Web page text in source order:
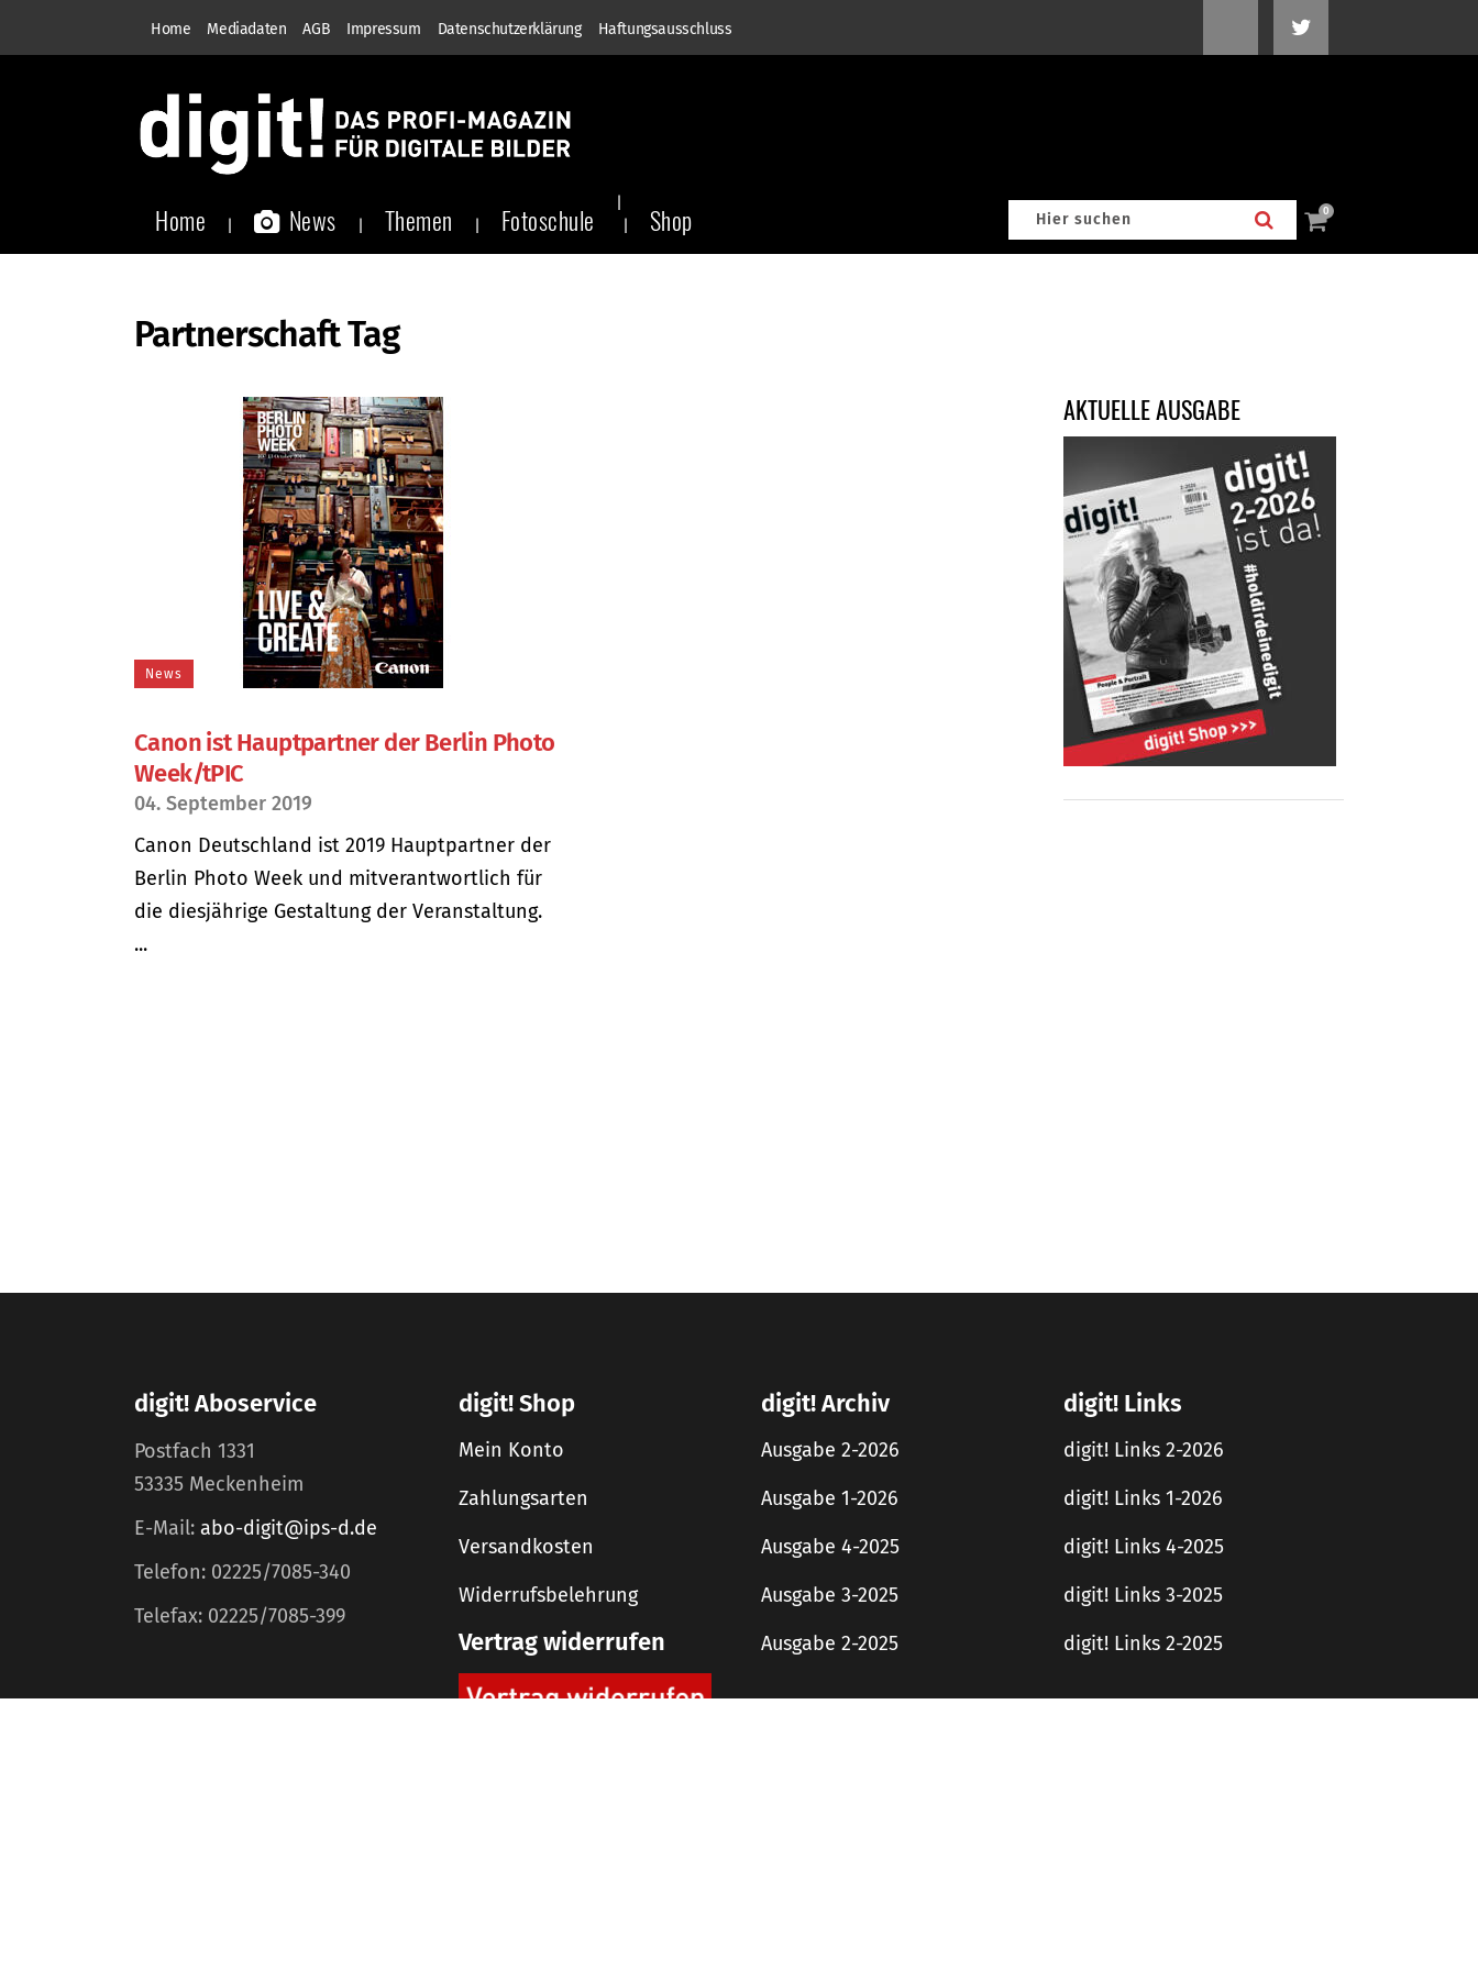
Home Mediadaten AGB Impressum Datenschutzerklärung Haftungsausschluss
Home News Themen Fotoschule Shop 0
Partnerschaft Tag
News
Canon ist Hauptpartner der Berlin Photo
Week/tPIC
04. September 2019
Canon Deutschland ist 2019 Hauptpartner der
Berlin Photo Week und mitverantwortlich für
die diesjährige Gestaltung der Veranstaltung.
...
AKTUELLE AUSGABE
digit! Aboservice
Postfach 1331
53335 Meckenheim
E-Mail: abo-digit@ips-d.de
Telefon: 02225/7085-340
Telefax: 02225/7085-399
digit! Shop
Mein Konto
Zahlungsarten
Versandkosten
Widerrufsbelehrung
Vertrag widerrufen
digit! Archiv
Ausgabe 2-2026
Ausgabe 1-2026
Ausgabe 4-2025
Ausgabe 3-2025
Ausgabe 2-2025
digit! Links
digit! Links 2-2026
digit! Links 1-2026
digit! Links 4-2025
digit! Links 3-2025
digit! Links 2-2025